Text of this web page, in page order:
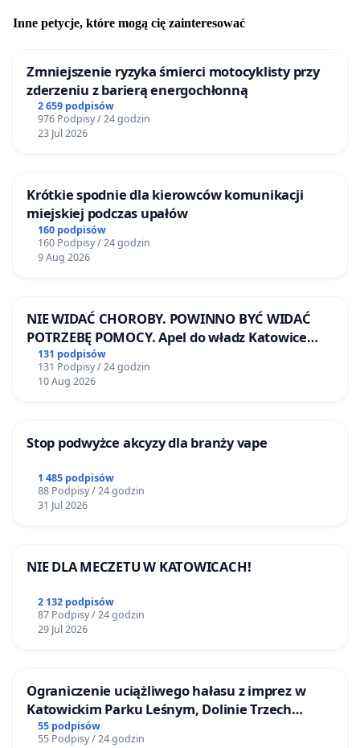
Inne petycje, które mogą cię zainteresować
Zmniejszenie ryzyka śmierci motocyklisty przy
zderzeniu z barierą energochłonną
2 659 podpisów
976 Podpisy / 24 godzin
23 Jul 2026
Krótkie spodnie dla kierowców komunikacji
miejskiej podczas upałów
160 podpisów
160 Podpisy / 24 godzin
9 Aug 2026
NIE WIDAĆ CHOROBY. POWINNO BYĆ WIDAĆ
POTRZEBĘ POMOCY. Apel do władz Katowice
Airport o przystąpienie do programu HIDDEN
DISABILITIES SUNFLOWER – SŁONECZNIK –
UKRYTE NIEPEŁNOSPRAWNOŚCI
131 podpisów
131 Podpisy / 24 godzin
10 Aug 2026
Stop podwyżce akcyzy dla branży vape
1 485 podpisów
88 Podpisy / 24 godzin
31 Jul 2026
NIE DLA MECZETU W KATOWICACH!
2 132 podpisów
87 Podpisy / 24 godzin
29 Jul 2026
Ograniczenie uciążliwego hałasu z imprez w
Katowickim Parku Leśnym, Dolinie Trzech
Stawów i na Lotnisku Muchowiec
55 podpisów
55 Podpisy / 24 godzin